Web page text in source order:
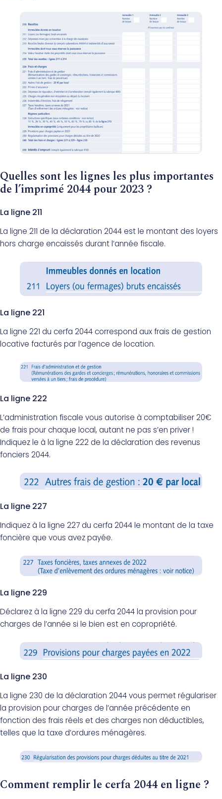
Quelles sont les lignes les plus importantes
de l’imprimé 2044 pour 2023 ?
La ligne 211
La ligne 211 de la déclaration 2044 est le montant des loyers
hors charge encaissés durant l’année fiscale.
La ligne 221
La ligne 221 du cerfa 2044 correspond aux frais de gestion
locative facturés par l’agence de location.
La ligne 222
L’administration fiscale vous autorise à comptabiliser 20€
de frais pour chaque local, autant ne pas s’en priver !
Indiquez le à la ligne 222 de la déclaration des revenus
fonciers 2044.
La ligne 227
Indiquez à la ligne 227 du cerfa 2044 le montant de la taxe
foncière que vous avez payée.
La ligne 229
Déclarez à la ligne 229 du cerfa 2044 la provision pour
charges de l’année si le bien est en copropriété.
La ligne 230
La ligne 230 de la déclaration 2044 vous permet régulariser
la provision pour charges de l’année précédente en
fonction des frais réels et des charges non déductibles,
telles que la taxe d’ordures ménagères.
Comment remplir le cerfa 2044 en ligne ?